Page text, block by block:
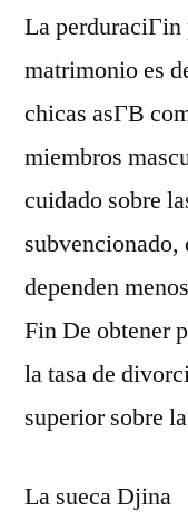
La
matrimonio es
chicas asГ­В­
miembros
cuidado sobre
subvencionado,
dependen
Fin De obtener
la tasa de
superior sobre
La sueca Djina